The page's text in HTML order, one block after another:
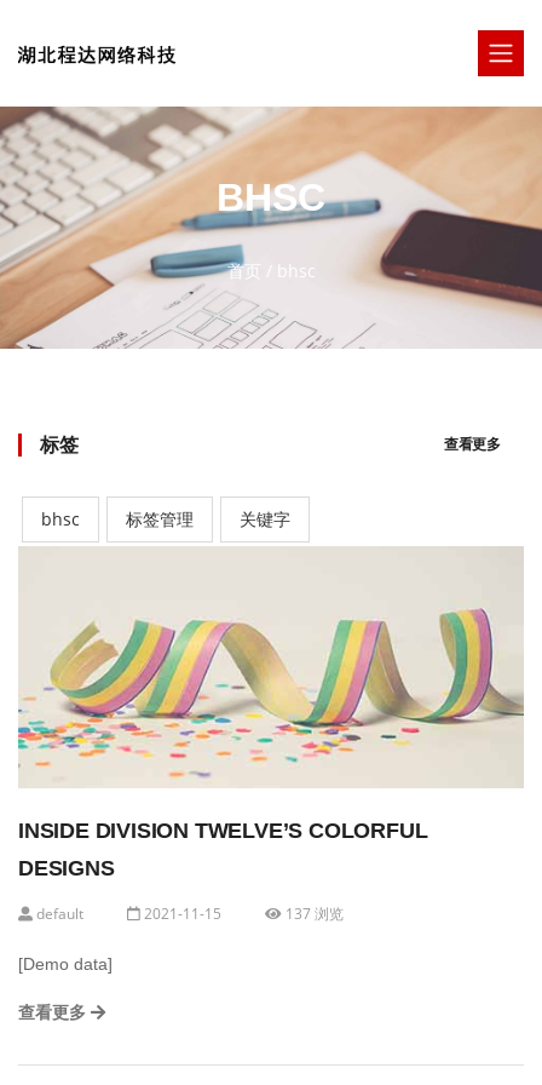
BHSC
首页 / bhsc
标签 查看更多
bhsc 标签管理 关键字
INSIDE DIVISION TWELVE’S COLORFUL
DESIGNS
default 2021-11-15 137 浏览
[Demo data]
查看更多